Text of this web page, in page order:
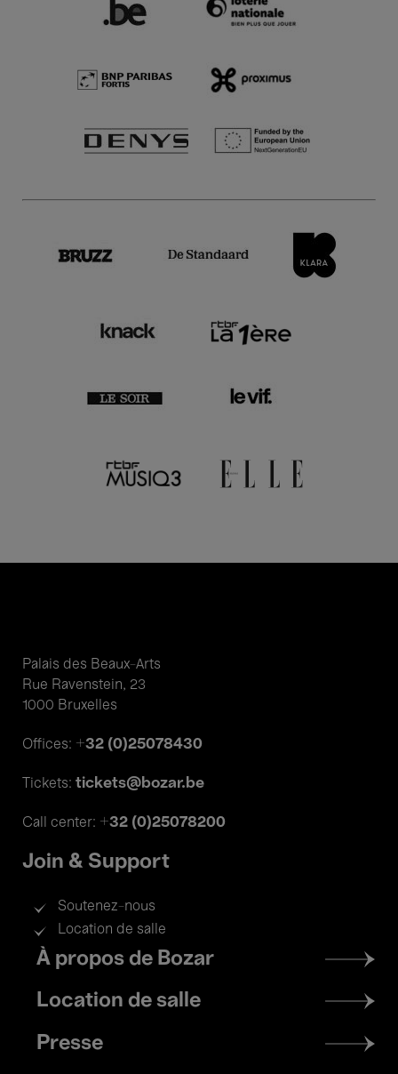
Palais des Beaux-Arts
Rue Ravenstein, 23
1000 Bruxelles
Offices: +32 (0)25078430
Tickets: tickets@bozar.be
Call center: +32 (0)25078200
Join & Support
Soutenez-nous
Location de salle
Footer
menu
À propos de Bozar
Location de salle
Presse